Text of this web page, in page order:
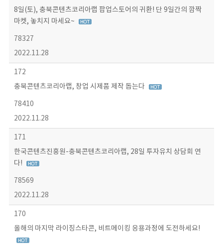
8일(토), 충북콘텐츠코리아랩 팝업스토어의 귀환! 단 9일간의 깜짝
마켓, 놓치지 마세요~
78327
2022.11.28
172
충북콘텐츠코리아랩, 창업 시제품 제작 돕는다
78410
2022.11.28
171
한국콘텐츠진흥원-충북콘텐츠코리아랩, 28일 투자유치 상담회 연
다!
78569
2022.11.28
170
올해의 마지막 라이징스타콘, 비트메이킹 응용과정에 도전하세요!